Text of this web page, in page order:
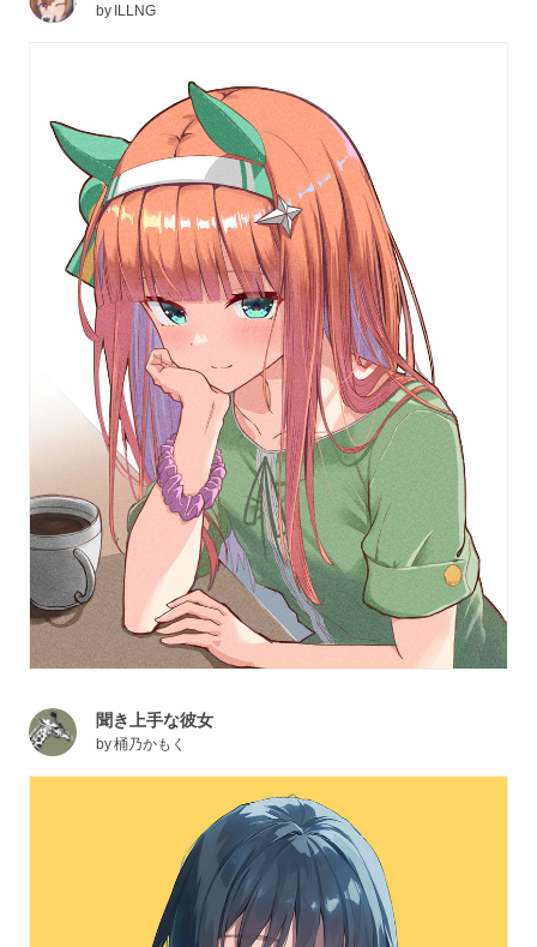
by ILLNG
聞き上手な彼女
by桶乃かもく